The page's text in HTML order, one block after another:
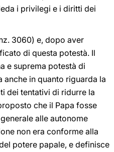
i privilegi e i diritti dei
3060) e, dopo aver
di questa potestà. Il
e suprema potestà di
anche in quanto riguarda la
dei tentativi di ridurre la
che il Papa fosse
alle autonome
non era conforme alla
potere papale, e definisce